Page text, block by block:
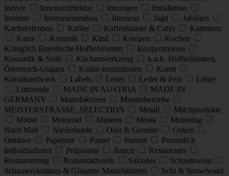
Indoor
Innenarchitektur Innungen
Installation
Institute
Instrumentenbau Interieur Jagd
Jubiläen
Kachelofenbau
Kaffee Kaffeehäuser & Cafés
Kammern
Katze
Keramik Kind Kneipen
Kochen
Königlich Bayerische Hoflieferanten
Kooperationen
Kosmetik & Seife
Küchenwerkzeug
k.u.k. Hoflieferanten,
Österreich-Ungarn
Kultur-Institutionen
Kunst
Kunsthandwerk
Labels Leder Leder & Pelz
Lehre
Limonade
MADE IN AUSTRIA
MADE IN
GERMANY
Manufakturen
Meisterbetriebe
MEISTERSTRASSE_SELECTION
Metall
Milchprodukte
Möbel
Motorrad Museen Musik
Muttertag
Nach Maß
Niederlande Obst & Gemüse
Ostern
Outdoor
Papeterie Papier Partner
Persönlich
individualisiert
Präparator Reiten
Restaurants
Restaurierung
Romantikhotels Sakrales
Schaumwein
Schauwerkstätten & Gläserne Manufakturen
Schi & Snowboard